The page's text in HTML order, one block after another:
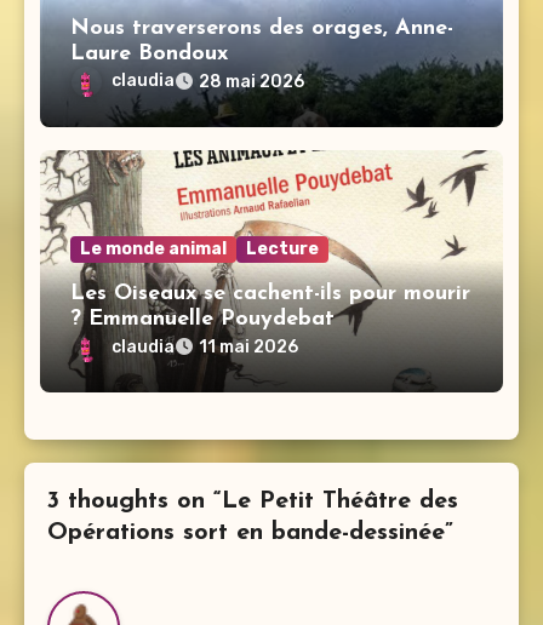
Nous traverserons des orages, Anne-
Laure Bondoux
claudia 28 mai 2026
Le monde animal Lecture
Les Oiseaux se cachent-ils pour mourir
? Emmanuelle Pouydebat
claudia 11 mai 2026
3 thoughts on “Le Petit Théâtre des
Opérations sort en bande-dessinée”